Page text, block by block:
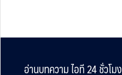
อ่านบทความ ไอที 24 ชั่วโมง